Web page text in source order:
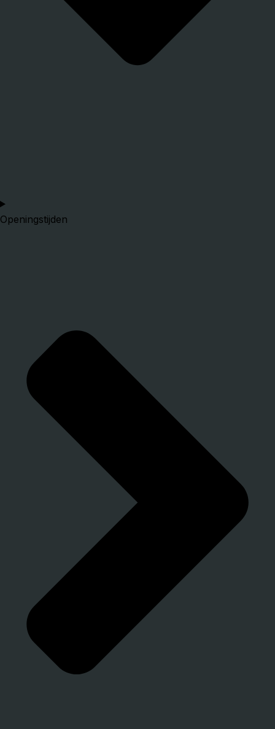
Openingstijden